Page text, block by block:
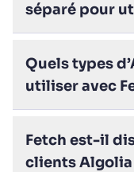
séparé pour
Quels types
utiliser avec
Fetch est-il
clients Algolia